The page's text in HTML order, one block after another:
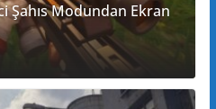
Şahıs Modundan Ekran